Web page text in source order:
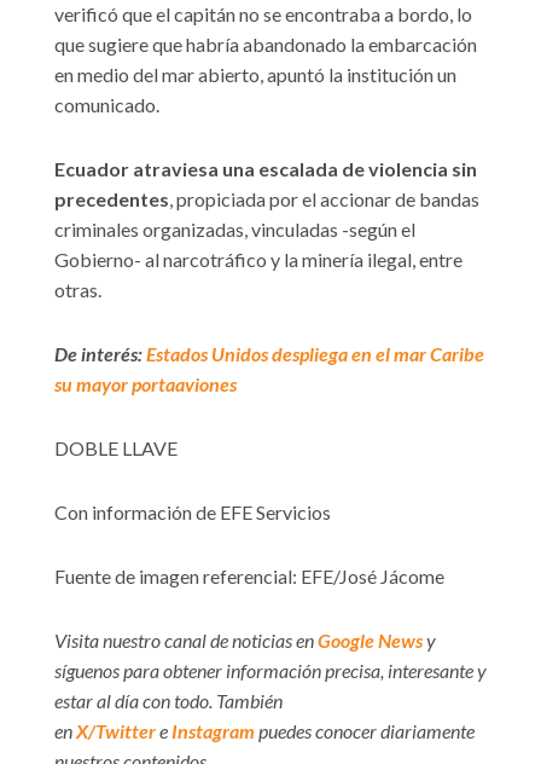
verificó que el capitán no se encontraba a bordo, lo
que sugiere que habría abandonado la embarcación
en medio del mar abierto, apuntó la institución un
comunicado.
Ecuador atraviesa una escalada de violencia sin
precedentes , propiciada por el accionar de bandas
criminales organizadas, vinculadas -según el
Gobierno- al narcotráfico y la minería ilegal, entre
otras.
De interés:Estados Unidos despliega en el mar Caribe
su mayor portaaviones
DOBLE LLAVE
Con información de EFE Servicios
Fuente de imagen referencial: EFE/José Jácome
Visita nuestro canal de noticias enGoogle Newsy
síguenos para obtener información precisa, interesante y
estar al día con todo. También
en X/Twittere Instagram puedes conocer diariamente